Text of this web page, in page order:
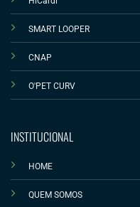
SMART LOOPER
CNAP
O'PET CURV
INSTITUCIONAL
HOME
QUEM SOMOS